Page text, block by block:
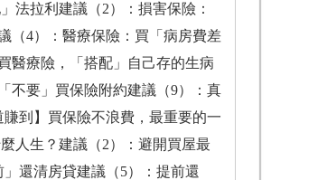
法拉利建議（2）：損害保險：
（4）：醫療保險：買「病房費差
醫療險，「搭配」自己存的生病
不要」買保險附約建議（9）：真
到】買保險不浪費，最重要的一
人生？建議（2）：避開買屋最
還清房貸建議（5）：提前還